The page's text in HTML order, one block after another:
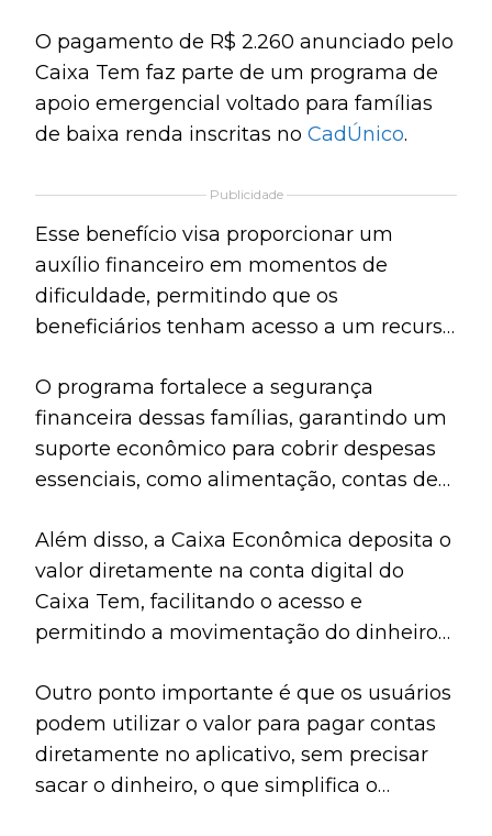
O pagamento de R$ 2.260 anunciado pelo
Caixa Tem faz parte de um programa de
apoio emergencial voltado para famílias
de baixa renda inscritas no CadÚnico.
Publicidade
Esse benefício visa proporcionar um
auxílio financeiro em momentos de
dificuldade, permitindo que os
beneficiários tenham acesso a um recurso
básicas.
O programa fortalece a segurança
financeira dessas famílias, garantindo um
suporte econômico para cobrir despesas
essenciais, como alimentação, contas de
domésticas.
Além disso, a Caixa Econômica deposita o
valor diretamente na conta digital do
Caixa Tem, facilitando o acesso e
permitindo a movimentação do dinheiro
Outro ponto importante é que os usuários
podem utilizar o valor para pagar contas
diretamente no aplicativo, sem precisar
sacar o dinheiro, o que simplifica o